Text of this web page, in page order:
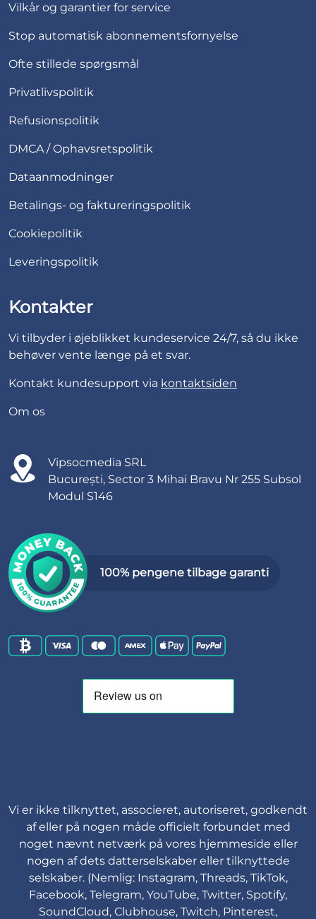
Vilkår og garantier for service
Stop automatisk abonnementsfornyelse
Ofte stillede spørgsmål
Privatlivspolitik
Refusionspolitik
DMCA / Ophavsretspolitik
Dataanmodninger
Betalings- og faktureringspolitik
Cookiepolitik
Leveringspolitik
Kontakter
Vi tilbyder i øjeblikket kundeservice 24/7, så du ikke
behøver vente længe på et svar.
Kontakt kundesupport via kontaktsiden
Om os
Vipsocmedia SRL
București, Sector 3 Mihai Bravu Nr 255 Subsol
Modul S146
100% pengene tilbage garanti
Vi er ikke tilknyttet, associeret, autoriseret, godkendt
af eller på nogen måde officielt forbundet med
noget nævnt netværk på vores hjemmeside eller
nogen af dets datterselskaber eller tilknyttede
selskaber. (Nemlig: Instagram, Threads, TikTok,
Facebook, Telegram, YouTube, Twitter, Spotify,
SoundCloud, Clubhouse, Twitch, Pinterest,